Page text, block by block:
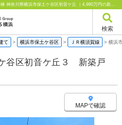
横浜市保土ケ谷区初音ケ丘３ 新築戸建 全７棟 神奈川県横浜市保土ケ谷区初音ケ丘 ｜4,980万円の新築一戸建て｜エムイーPLUS横浜
検索
て > 横浜市保土ケ谷区 > ＪＲ横須賀線 > 横浜
谷区初音ケ丘３ 新築戸
MAPで確認